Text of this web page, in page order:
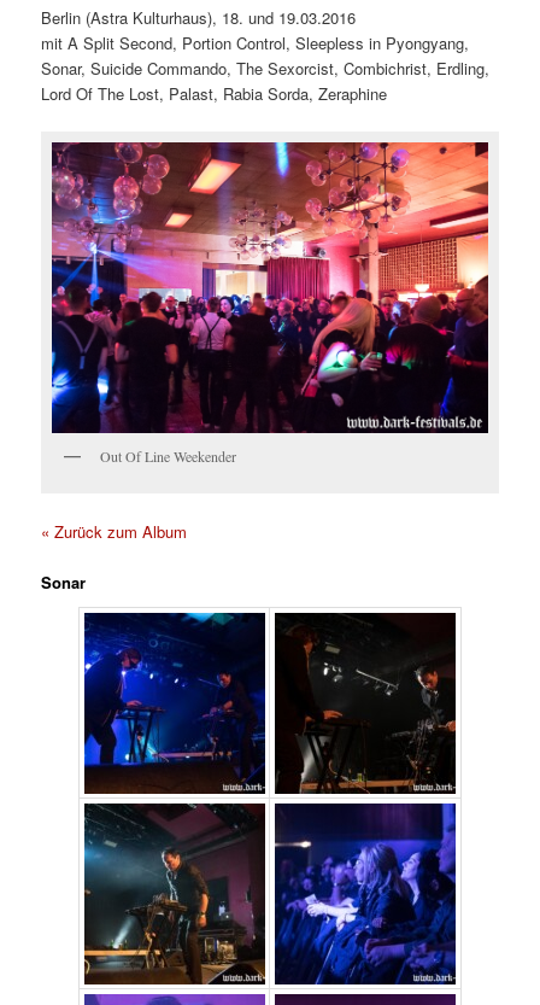
Berlin (Astra Kulturhaus), 18. und 19.03.2016
mit A Split Second, Portion Control, Sleepless in Pyongyang,
Sonar, Suicide Commando, The Sexorcist, Combichrist, Erdling,
Lord Of The Lost, Palast, Rabia Sorda, Zeraphine
Out Of Line Weekender
« Zurück zum Album
Sonar